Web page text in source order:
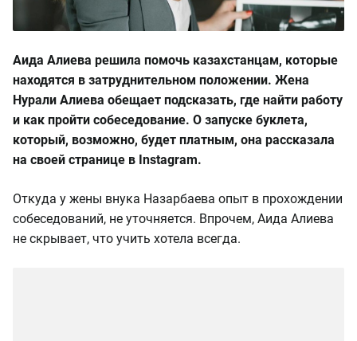
Аида Алиева решила помочь казахстанцам, которые
находятся в затруднительном положении. Жена
Нурали Алиева обещает подсказать, где найти работу
и как пройти собеседование. О запуске буклета,
который, возможно, будет платным, она рассказала
на своей странице в Instagram.
Откуда у жены внука Назарбаева опыт в прохождении
собеседований, не уточняется. Впрочем, Аида Алиева
не скрывает, что учить хотела всегда.